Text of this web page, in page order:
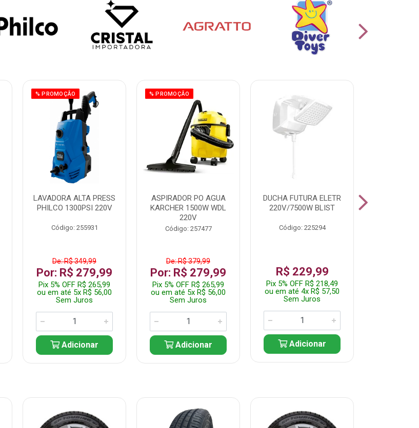
% PROMOÇÃO
LAVADORA ALTA PRESS
PHILCO 1300PSI 220V
Código: 255931
De: R$ 349,99
Por: R$ 279,99
Pix 5% OFF R$ 265,99
ou em até 5x R$ 56,00
Sem Juros
Adicionar
% PROMOÇÃO
ASPIRADOR PO AGUA
KARCHER 1500W WDL
220V
Código: 257477
De: R$ 379,99
Por: R$ 279,99
Pix 5% OFF R$ 265,99
ou em até 5x R$ 56,00
Sem Juros
Adicionar
DUCHA FUTURA ELETR
220V/7500W BLIST
Código: 225294
R$ 229,99
Pix 5% OFF R$ 218,49
ou em até 4x R$ 57,50
Sem Juros
Adicionar